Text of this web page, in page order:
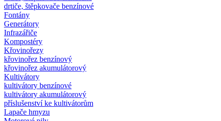
drtiče, štěpkovače benzínové
Fontány
Generátory
Infrazářiče
Kompostéry
Křovinořezy
křovinořez benzínový
křovinořez akumulátorový
Kultivátory
kultivátory benzínové
kultivátory akumulátorový
příslušenství ke kultivátorům
Lapače hmyzu